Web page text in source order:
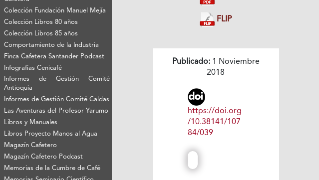
Colección Fundación Manuel Mejía
Colección Libros 80 años
Colección Libros 85 años
Comportamiento de la Industria
Finca Cafetera Santander Podcast
Infografías Cenicafé
Informes de Gestión Comité
Antioquía
Informes de Gestión Comité Caldas
Las Aventuras del Profesor Yarumo
Libros y Manuales
Libros Proyecto Manos al Agua
Magazín Cafetero
Magazín Cafetero Podcast
Memorias de la Cumbre de Café
FLIP
Publicado:1 Noviembre
2018
https://doi.org
/10.38141/107
84/039